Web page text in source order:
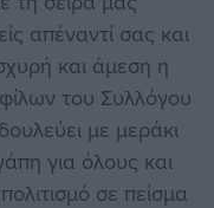
απέναντί σας και
και άμεση η
του Συλλόγου
με μεράκι
για όλους και
σε πείσμα